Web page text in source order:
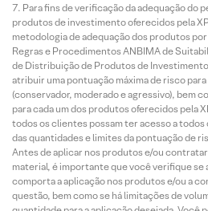
Para fins de verificação da adequação do
produtos de investimento oferecidos pela
metodologia de adequação dos produtos
Regras e Procedimentos ANBIMA de
de Distribuição de Produtos de
atribuir uma pontuação máxima de risco
(conservador, moderado e agressivo), bem
para cada um dos produtos oferecidos pela
todos os clientes possam ter acesso a
das quantidades e limites da pontuação de
Antes de aplicar nos produtos e/ou
material, é importante que você verifique se
comporta a aplicação nos produtos e/ou a
questão, bem como se há limitações de